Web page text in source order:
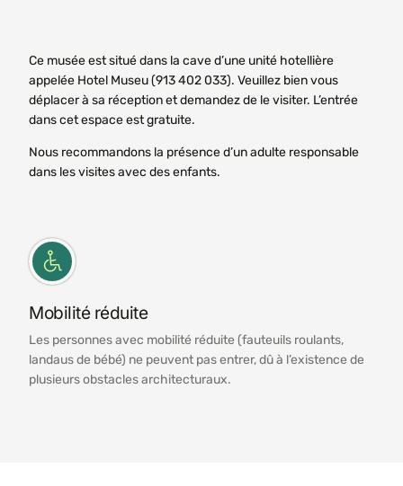
Ce musée est situé dans la cave d’une unité hotellière
appelée Hotel Museu (913 402 033). Veuillez bien vous
déplacer à sa réception et demandez de le visiter. L’entrée
dans cet espace est gratuite.
Nous recommandons la présence d’un adulte responsable
dans les visites avec des enfants.
Mobilité réduite
Les personnes avec mobilité réduite (fauteuils roulants,
landaus de bébé) ne peuvent pas entrer, dû à l’existence de
plusieurs obstacles architecturaux.